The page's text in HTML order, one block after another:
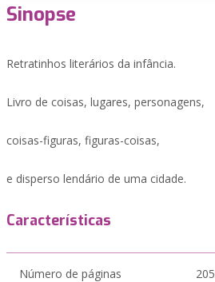
Sinopse
Retratinhos literários da infância.
Livro de coisas, lugares, personagens,
coisas-figuras, figuras-coisas,
e disperso lendário de uma cidade.
Características
Número de páginas 205